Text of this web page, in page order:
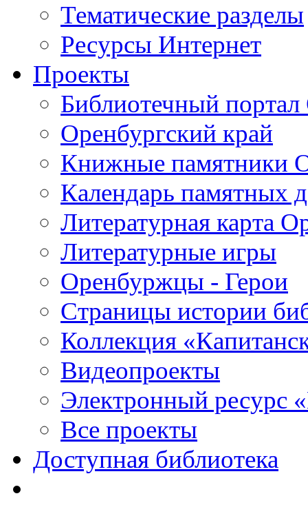
Тематические разделы
Ресурсы Интернет
Проекты
Библиотечный портал
Оренбургский край
Книжные памятники
Календарь памятных
Литературная карта
Литературные игры
Оренбуржцы - Герои
Страницы истории
Коллекция
Видеопроекты
Электронный ресурс
Все проекты
Доступная библиотека